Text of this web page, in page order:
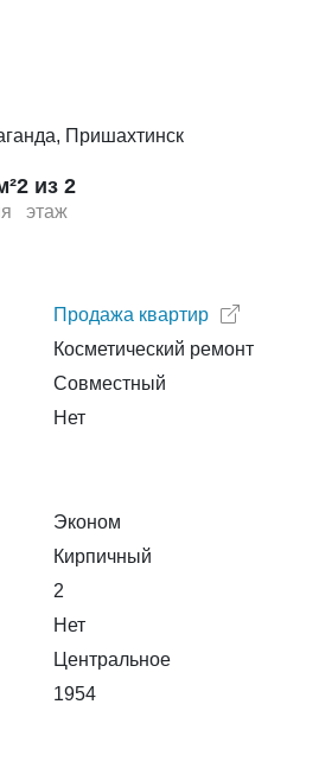
Пришахтинск
2 из 2
этаж
Продажа квартир
Косметический ремонт
Совместный
Нет
Эконом
Кирпичный
2
Нет
Центральное
1954